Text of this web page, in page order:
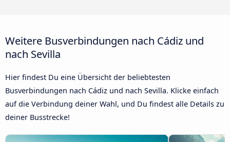
Weitere Busverbindungen nach Cádiz und
nach Sevilla
Hier findest Du eine Übersicht der beliebtesten
Busverbindungen nach Cádiz und nach Sevilla. Klicke einfach
auf die Verbindung deiner Wahl, und Du findest alle Details zu
deiner Busstrecke!